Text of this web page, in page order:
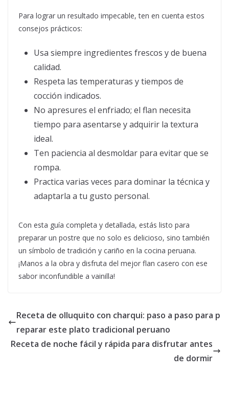
Para lograr un resultado impecable, ten en cuenta estos
consejos prácticos:
Usa siempre ingredientes frescos y de buena
calidad.
Respeta las temperaturas y tiempos de
cocción indicados.
No apresures el enfriado; el flan necesita
tiempo para asentarse y adquirir la textura
ideal.
Ten paciencia al desmoldar para evitar que se
rompa.
Practica varias veces para dominar la técnica y
adaptarla a tu gusto personal.
Con esta guía completa y detallada, estás listo para
preparar un postre que no solo es delicioso, sino también
un símbolo de tradición y cariño en la cocina peruana.
¡Manos a la obra y disfruta del mejor flan casero con ese
sabor inconfundible a vainilla!
Receta de olluquito con charqui: paso a paso para p
reparar este plato tradicional peruano
Receta de noche fácil y rápida para disfrutar antes
de dormir